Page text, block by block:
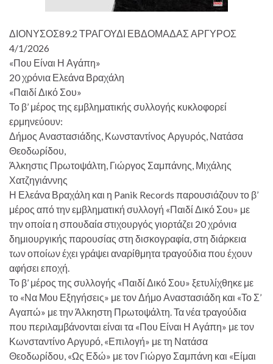
ΔΙΟΝΥΣΟΣ89.2 ΤΡΑΓΟΥΔΙ ΕΒΔΟΜΑΔΑΣ ΑΡΓΥΡΟΣ
4/1/2026
«Που Είναι Η Αγάπη»
20 χρόνια Ελεάνα Βραχάλη
«Παιδί Δικό Σου»
Το β’ μέρος της εμβληματικής συλλογής κυκλοφορεί
ερμηνεύουν:
Δήμος Αναστασιάδης, Κωνσταντίνος Αργυρός, Νατάσα
Θεοδωρίδου,
Άλκηστις Πρωτοψάλτη, Γιώργος Σαμπάνης, Μιχάλης
Χατζηγιάννης
Η Ελεάνα Βραχάλη και η Panik Records παρουσιάζουν το β’
μέρος από την εμβληματική συλλογή «Παιδί Δικό Σου» με
την οποία η σπουδαία στιχουργός γιορτάζει 20 χρόνια
δημιουργικής παρουσίας στη δισκογραφία, στη διάρκεια
των οποίων έχει γράψει αναρίθμητα τραγούδια που έχουν
αφήσει εποχή.
Το β’ μέρος της συλλογής «Παιδί Δικό Σου» ξετυλίχθηκε με
το «Να Μου Εξηγήσεις» με τον Δήμο Αναστασιάδη και «Το Σ’
Αγαπώ» με την Άλκηστη Πρωτοψάλτη. Τα νέα τραγούδια
που περιλαμβάνονται είναι τα «Που Είναι Η Αγάπη» με τον
Κωνσταντίνο Αργυρό, «Επιλογή» με τη Νατάσα
Θεοδωρίδου, «Ως Εδώ» με τον Γιώργο Σαμπάνη και «Είμαι